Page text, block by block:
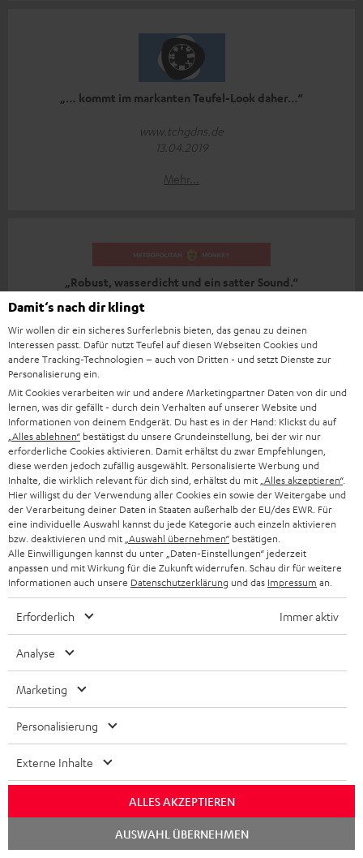
„… kommt im markanten Teufel-Look daher…“
www.tchgdns.de
13.04.2019
Mehr...
„Robust, wasserdicht und ein satter Sound.“
www.metropolitanmonkey.com
11.04.2019
Mehr...
„… bietet ein sehr gutes Klangbild.“
GAME ZOOM
22.03.2019
Mehr...
Mehr...
Damit‘s nach dir klingt
Wir wollen dir ein sicheres Surferlebnis bieten, das genau zu deinen
Interessen passt. Dafür nutzt Teufel auf diesen Webseiten Cookies und
andere Tracking-Technologien – auch von Dritten - und setzt Dienste zur
Personalisierung ein.
Mit Cookies verarbeiten wir und andere Marketingpartner Daten von dir und
lernen, was dir gefällt - durch dein Verhalten auf unserer Website und
Informationen von deinem Endgerät. Du hast es in der Hand: Klickst du auf
„Alles ablehnen“ bestätigst du unsere Grundeinstellung, bei der wir nur
erforderliche Cookies aktivieren. Damit erhältst du zwar Empfehlungen,
diese werden jedoch zufällig ausgewählt. Personalisierte Werbung und
Inhalte, die wirklich relevant für dich sind, erhältst du mit „Alles akzeptieren“.
Hier willigst du der Verwendung aller Cookies ein sowie der Weitergabe und
der Verarbeitung deiner Daten in Staaten außerhalb der EU/des EWR. Für
eine individuelle Auswahl kannst du jede Kategorie auch einzeln aktivieren
bzw. deaktivieren und mit „Auswahl übernehmen“ bestätigen.
Alle Einwilligungen kannst du unter „Daten-Einstellungen“ jederzeit
anpassen und mit Wirkung für die Zukunft widerrufen. Schau dir für weitere
Informationen auch unsere Datenschutzerklärung und das Impressum an.
Erforderlich Immer aktiv
Analyse
Marketing
Personalisierung
Externe Inhalte
ALLES AKZEPTIEREN
AUSWAHL ÜBERNEHMEN